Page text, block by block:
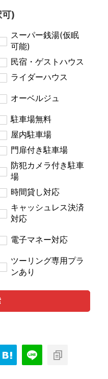
可)
スーパー銭湯(仮眠
可能)
民宿・ゲストハウス
ライダーハウス
オーベルジュ
駐車場無料
屋内駐車場
門扉付き駐車場
防犯カメラ付き駐車
場
時間貸し対応
キャッシュレス決済
対応
電子マネー対応
ツーリング専用プラ
ンあり